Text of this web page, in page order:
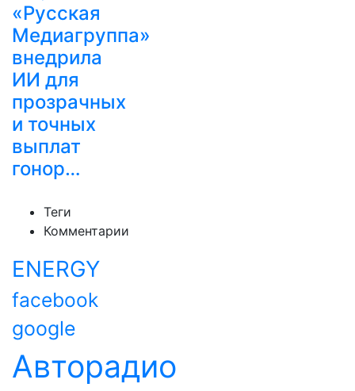
«Русская
Медиагруппа»
внедрила
ИИ для
прозрачных
и точных
выплат
гонор…
Теги
Комментарии
ENERGY
facebook
google
Авторадио